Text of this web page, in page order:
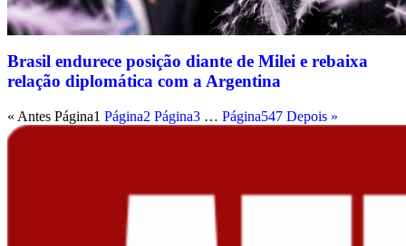
Brasil endurece posição diante de Milei e rebaixa
relação diplomática com a Argentina
« Antes Página1 Página2 Página3 … Página547 Depois »